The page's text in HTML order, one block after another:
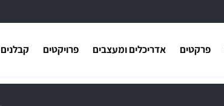
פרקטים אדריכלים ומעצבים פרויקטים קבלנים